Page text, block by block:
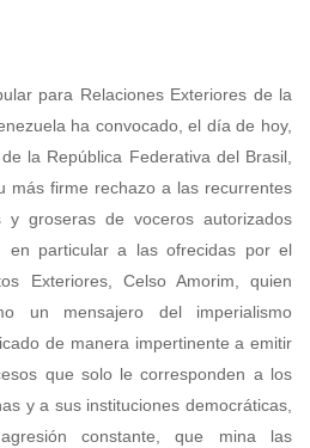
para Relaciones Exteriores de la
ha convocado, el día de hoy,
la República Federativa del Brasil,
más firme rechazo a las recurrentes
y groseras de voceros autorizados
en particular a las ofrecidas por el
Exteriores, Celso Amorim, quien
un mensajero del imperialismo
de manera impertinente a emitir
que solo le corresponden a los
y a sus instituciones democráticas,
constante, que mina las